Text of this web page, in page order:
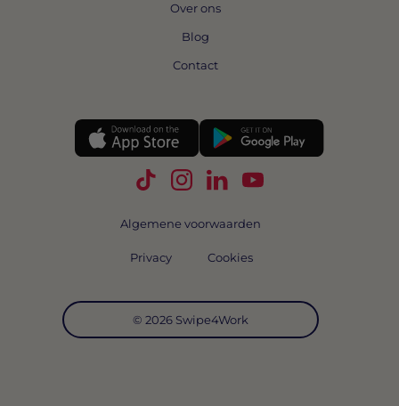
Over ons
Blog
Contact
Volg Swipe4Work op TikTok
Volg Swipe4Work op
Volg Swipe4Work op
Volg Swipe4Work
© 2026 Swipe4Work
Algemene voorwaarden
Privacy Cookies